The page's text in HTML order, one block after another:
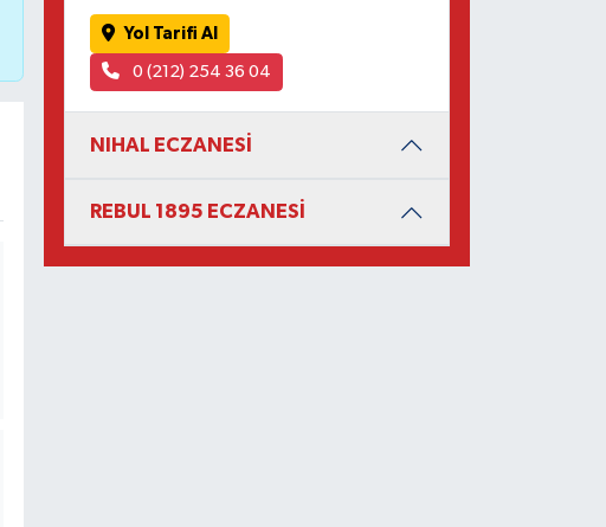
Yol Tarifi Al
0 (212) 254 36 04
NIHAL ECZANESİ
REBUL 1895 ECZANESİ